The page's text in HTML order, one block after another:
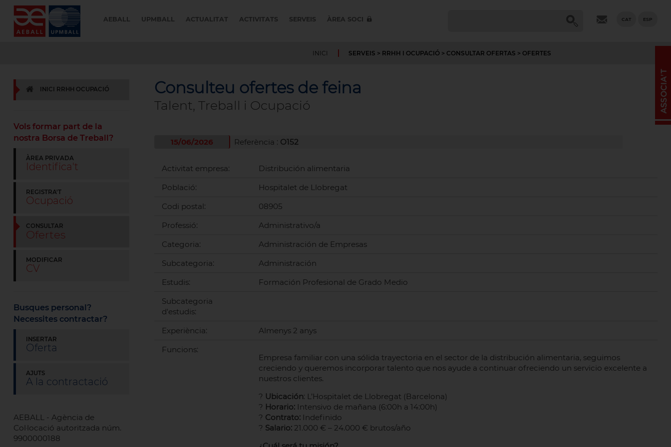
AEBALL UPMBALL ACTUALITAT ACTIVITATS SERVEIS ÀREA SOCI CAT ESP
INICI SERVEIS > RRHH I OCUPACIÓ > CONSULTAR OFERTAS > OFERTES
INICI RRHH OCUPACIÓ
Vols formar part de la
nostra Borsa de Treball?
ÀREA PRIVADA
Identifica't
REGISTRA'T
Ocupació
CONSULTAR
Ofertes
MODIFICAR
CV
Busques personal?
Necessites contractar?
INSERTAR
Oferta
AJUTS
A la contractació
AEBALL - Agència de
Col·locació autoritzada núm.
9900000188
Consulteu ofertes de feina
Talent, Treball i Ocupació
15/06/2026 Referència : O152
Activitat empresa:
Distribución alimentaria
Població:
Hospitalet de Llobregat
Codi postal:
08905
Professió:
Administrativo/a
Categoria:
Administración de Empresas
Subcategoria:
Administración
Estudis:
Formación Profesional de Grado Medio
Subcategoria
d'estudis:
Experiència:
Almenys 2 anys
Funcions:
Empresa familiar con una sólida trayectoria en el sector de la distribución alimentaria, seguimos
creciendo y queremos incorporar talento que nos ayude a continuar ofreciendo un servicio excelente a
nuestros clientes.
? Ubicación: L’Hospitalet de Llobregat (Barcelona)
? Horario: Intensivo de mañana (6:00h a 14:00h)
? Contrato: Indefinido
? Salario: 21.000 € – 24.000 € brutos/año